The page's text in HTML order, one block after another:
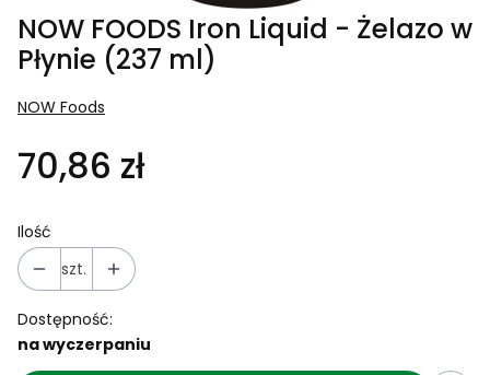
NOW FOODS Iron Liquid - Żelazo w
Płynie (237 ml)
NOW Foods
70,86 zł
Ilość
szt.
Dostępność:
na wyczerpaniu